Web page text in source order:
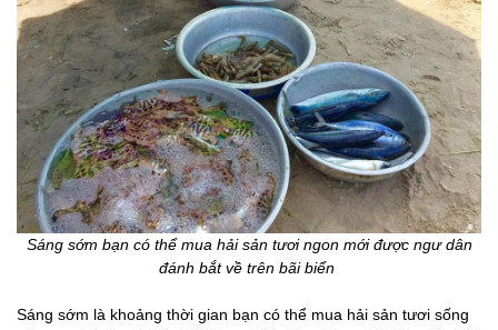
Sáng sớm bạn có thể mua hải sản tươi ngon mới được ngư dân
đánh bắt về trên bãi biển
Sáng sớm là khoảng thời gian bạn có thể mua hải sản tươi sống